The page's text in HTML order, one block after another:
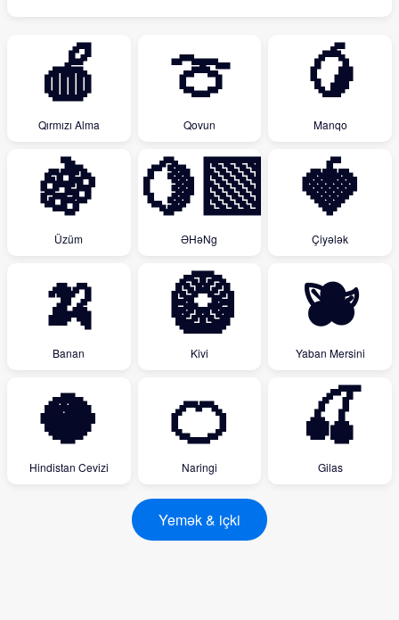
🍎
Qırmızı Alma
🍈
Qovun
🥭
Manqo
🍇
Üzüm
🍋‍🟩
ƏHəNg
🍓
Çiyələk
🍌
Banan
🥝
Kivi
🫐
Yaban Mersini
🥥
Hindistan Cevizi
🍊
Naringi
🍒
Gilas
Yemək & içki